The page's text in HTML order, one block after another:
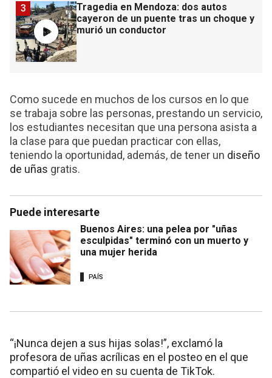
Tragedia en Mendoza: dos autos
cayeron de un puente tras un choque y
murió un conductor
3
Como sucede en muchos de los cursos en lo que
se trabaja sobre las personas, prestando un servicio,
los estudiantes necesitan que una persona asista a
la clase para que puedan practicar con ellas,
teniendo la oportunidad, además, de tener un diseño
de uñas gratis.
Puede interesarte
Buenos Aires: una pelea por "uñas
esculpidas" terminó con un muerto y
una mujer herida
PAÍS
“¡Nunca dejen a sus hijas solas!”, exclamó la
profesora de uñas acrílicas en el posteo en el que
compartió el video en su cuenta de TikTok.